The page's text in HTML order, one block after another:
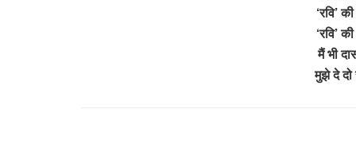
‘रवि’
‘रवि’
मैं भी
मुझे दे